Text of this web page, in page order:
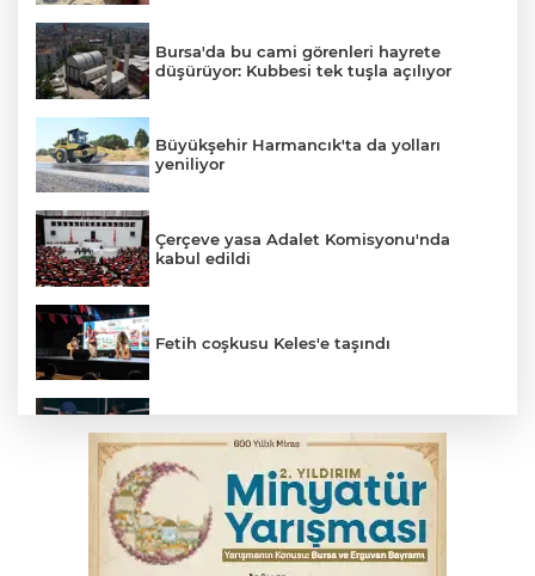
Bursa'da bu cami görenleri hayrete
düşürüyor: Kubbesi tek tuşla açılıyor
Büyükşehir Harmancık'ta da yolları
yeniliyor
Çerçeve yasa Adalet Komisyonu'nda
kabul edildi
Fetih coşkusu Keles'e taşındı
kişi tutuklandı
İnegöl’de yangın paniği! Apartmana
sıçrayan alevler söndürüldü